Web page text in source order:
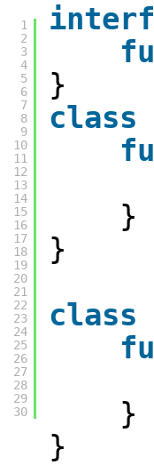
1
2
3
4
5
6
7
8
9
10
11
12
13
14
15
16
17
18
19
20
21
22
23
24
25
26
27
28
29
30
}
class
}
}
class
}
}